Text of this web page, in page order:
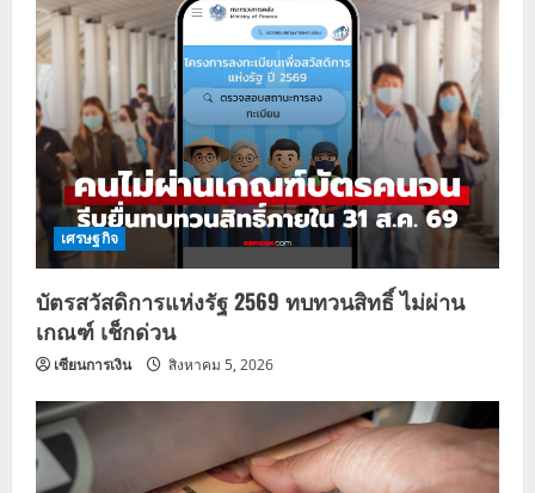
เศรษฐกิจ
บัตรสวัสดิการแห่งรัฐ 2569 ทบทวนสิทธิ์ ไม่ผ่าน
เกณฑ์ เช็กด่วน
เซียนการเงิน สิงหาคม 5, 2026